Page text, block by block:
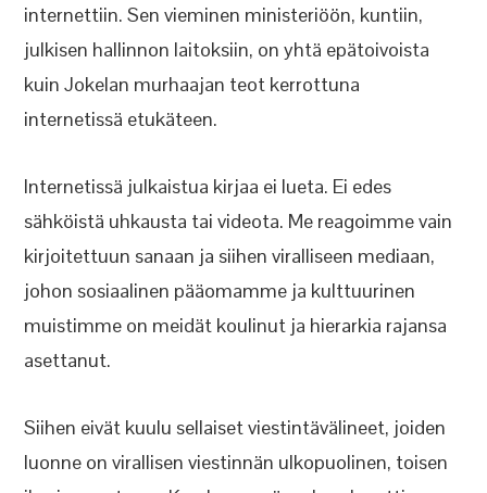
internettiin. Sen vieminen ministeriöön, kuntiin,
julkisen hallinnon laitoksiin, on yhtä epätoivoista
kuin Jokelan murhaajan teot kerrottuna
internetissä etukäteen.
Internetissä julkaistua kirjaa ei lueta. Ei edes
sähköistä uhkausta tai videota. Me reagoimme vain
kirjoitettuun sanaan ja siihen viralliseen mediaan,
johon sosiaalinen pääomamme ja kulttuurinen
muistimme on meidät koulinut ja hierarkia rajansa
asettanut.
Siihen eivät kuulu sellaiset viestintävälineet, joiden
luonne on virallisen viestinnän ulkopuolinen, toisen